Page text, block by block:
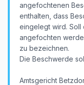
angefochtenen
enthalten, dass
eingelegt wird. Soll
angefochten
zu bezeichnen.
Die Beschwerde
Amtsgericht